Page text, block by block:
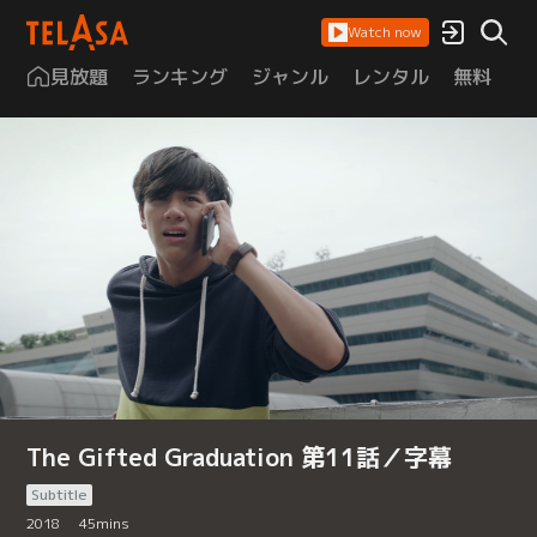
Watch now
見放題 ランキング ジャンル レンタル 無料
The Gifted Graduation 第11話／字幕
Subtitle
2018
45mins